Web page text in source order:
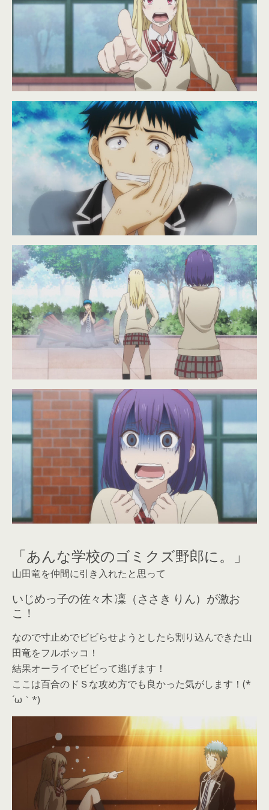
「あんな学校のゴミクズ野郎に。」
山田竜を仲間に引き入れたと思って
いじめっ子の佐々木 凜（ささき りん）が激お
こ！
なので寸止めでビビらせようとしたら割り込んできた山
田竜をフルボッコ！
結果オーライでビビって逃げます！
ここは百合のドＳな攻め方でも良かった気がします！(*
´ω｀*)